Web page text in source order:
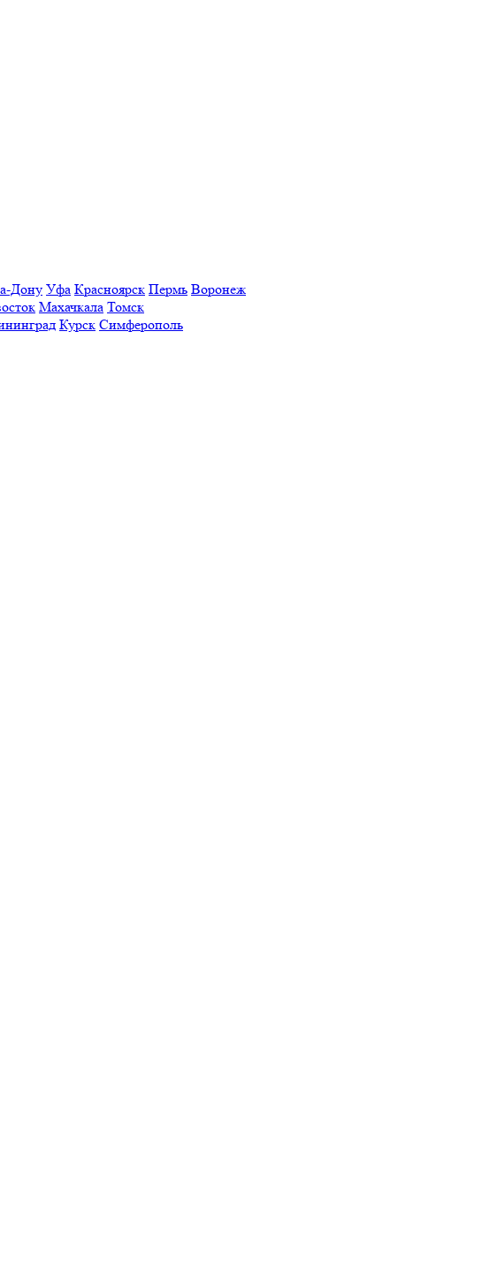
Дону Уфа Красноярск Пермь Воронеж
Махачкала Томск
Курск Симферополь